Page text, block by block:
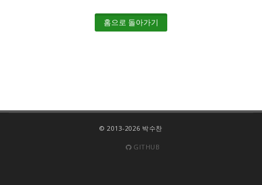
홈으로 돌아가기
© 2013-2026 박수찬
GITHUB